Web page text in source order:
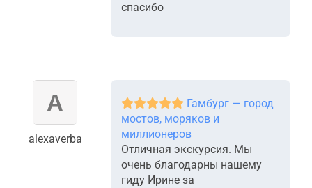
спасибо
alexaverba
Гамбург — город
мостов, моряков и
миллионеров
Отличная экскурсия. Мы
очень благодарны нашему
гиду Ирине за